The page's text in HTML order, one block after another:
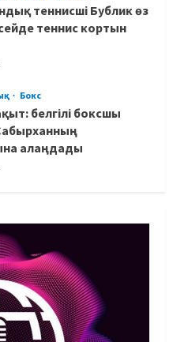
теннисші Бублик өз
теннис кортын
Бокс
белгілі боксшы
алаңдады
Ел намысын кімдер
Таеквондо
бас бапкері